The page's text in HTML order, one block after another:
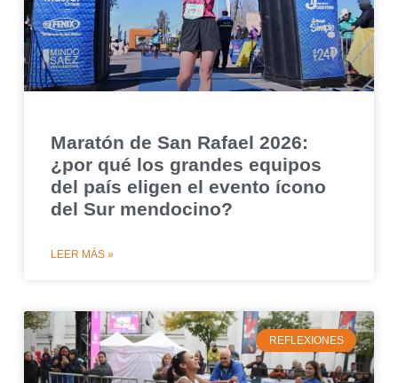
Maratón de San Rafael 2026:
¿por qué los grandes equipos
del país eligen el evento ícono
del Sur mendocino?
LEER MÁS »
REFLEXIONES